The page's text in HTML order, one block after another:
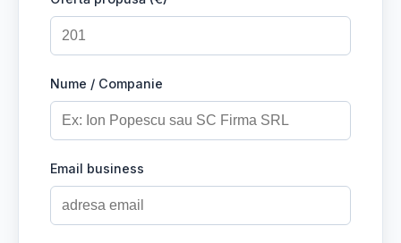
Nume / Companie
Email business